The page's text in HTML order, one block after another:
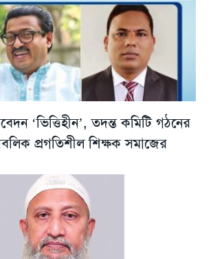
‘ভিত্তিহীন’, তদন্ত কমিটি গঠনের
প্রগতিশীল শিক্ষক সমাজের